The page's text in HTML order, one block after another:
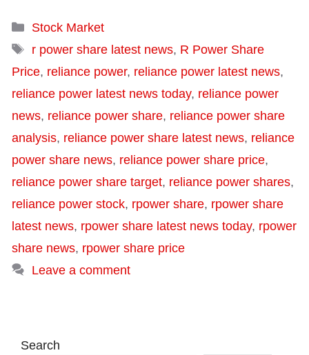
Categories
Stock Market
Tags
r power share latest news, R Power Share
Price, reliance power, reliance power latest news,
reliance power latest news today, reliance power
news, reliance power share, reliance power share
analysis, reliance power share latest news, reliance
power share news, reliance power share price,
reliance power share target, reliance power shares,
reliance power stock, rpower share, rpower share
latest news, rpower share latest news today, rpower
share news, rpower share price
Leave a comment
Search